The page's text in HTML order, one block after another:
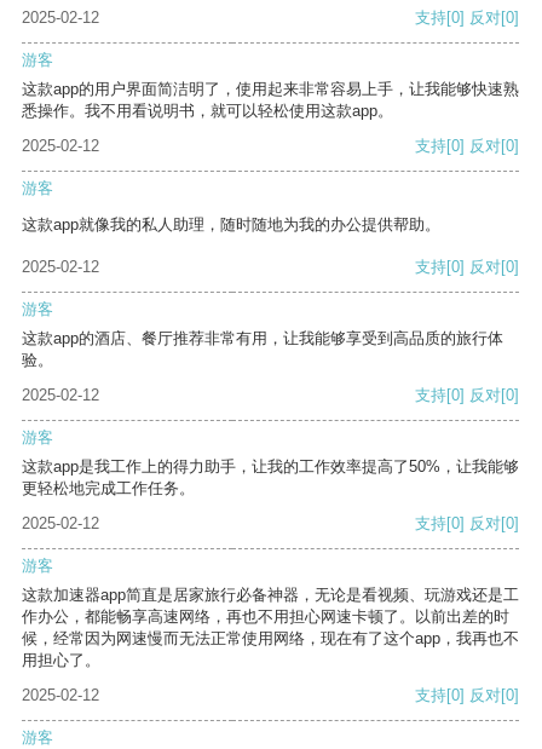
2025-02-12
支持[0] 反对[0]
游客
这款app的用户界面简洁明了，使用起来非常容易上手，让我能够快速熟
悉操作。我不用看说明书，就可以轻松使用这款app。
2025-02-12
支持[0] 反对[0]
游客
这款app就像我的私人助理，随时随地为我的办公提供帮助。
2025-02-12 支持[0] 反对[0]
游客
这款app的酒店、餐厅推荐非常有用，让我能够享受到高品质的旅行体
验。
2025-02-12
支持[0] 反对[0]
游客
这款app是我工作上的得力助手，让我的工作效率提高了50%，让我能够
更轻松地完成工作任务。
2025-02-12
支持[0] 反对[0]
游客
这款加速器app简直是居家旅行必备神器，无论是看视频、玩游戏还是工
作办公，都能畅享高速网络，再也不用担心网速卡顿了。以前出差的时
候，经常因为网速慢而无法正常使用网络，现在有了这个app，我再也不
用担心了。
2025-02-12
支持[0] 反对[0]
游客